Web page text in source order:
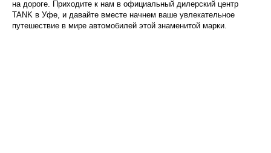
на дороге. Приходите к нам в официальный дилерский центр
TANK в Уфе, и давайте вместе начнем ваше увлекательное
путешествие в мире автомобилей этой знаменитой марки.